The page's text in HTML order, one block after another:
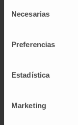
Necesarias
Preferencias
Estadística
Marketing
tumores de
pueden ser
agentes
El péptido